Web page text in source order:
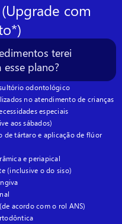
com
terei
plano?
odontológico
no atendimento de crianças
especiais
aos sábados)
de tártaro e aplicação de flúor
e periapical
(inclusive o do siso)
acordo com o rol ANS)